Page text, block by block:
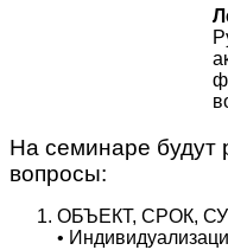
На семинаре
вопросы:
ОБЪЕКТ, СРОК,
•